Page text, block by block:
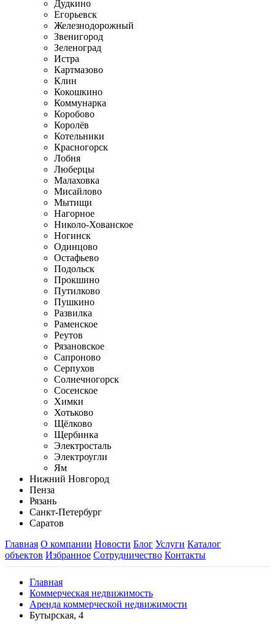
Дудкино
Егорьевск
Железнодорожный
Звенигород
Зеленоград
Истра
Картмазово
Клин
Кокошкино
Коммунарка
Коробово
Королёв
Котельники
Красногорск
Лобня
Люберцы
Малаховка
Мисайлово
Мытищи
Нагорное
Николо-Хованское
Ногинск
Одинцово
Остафьево
Подольск
Прокшино
Путилково
Пушкино
Развилка
Раменское
Реутов
Рязановское
Сапроново
Серпухов
Солнечногорск
Сосенское
Химки
Хотьково
Щёлково
Щербинка
Электросталь
Электроугли
Ям
Нижний Новгород
Пенза
Рязань
Санкт-Петербург
Саратов
Главная О компании Новости Блог Услуги Каталог
объектов Избранное Сотрудничество Контакты
Главная
Коммерческая недвижимость
Аренда коммерческой недвижимости
Бутырская, 4